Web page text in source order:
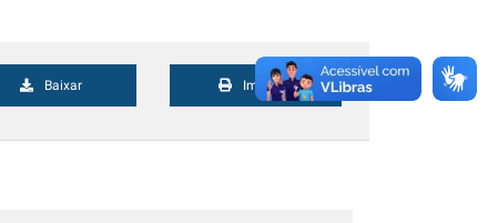
Baixar Imprimir